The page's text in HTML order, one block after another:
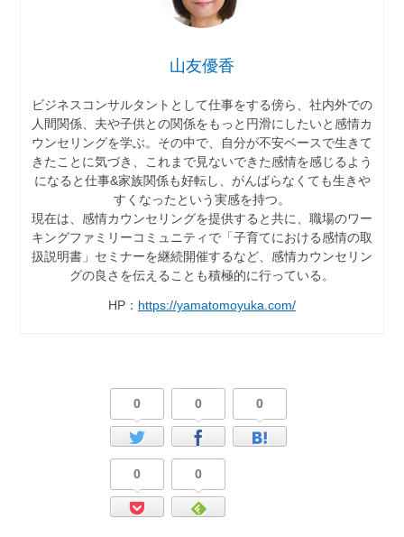
山友優香
ビジネスコンサルタントとして仕事をする傍ら、社内外での
人間関係、夫や子供との関係をもっと円滑にしたいと感情カ
ウンセリングを学ぶ。その中で、自分が不安ベースで生きて
きたことに気づき、これまで見ないできた感情を感じるよう
になると仕事&家族関係も好転し、がんばらなくても生きや
すくなったという実感を持つ。
現在は、感情カウンセリングを提供すると共に、職場のワー
キングファミリーコミュニティで「子育てにおける感情の取
扱説明書」セミナーを継続開催するなど、感情カウンセリン
グの良さを伝えることも積極的に行っている。
HP： https://yamatomoyuka.com/
0 0 0
0 0